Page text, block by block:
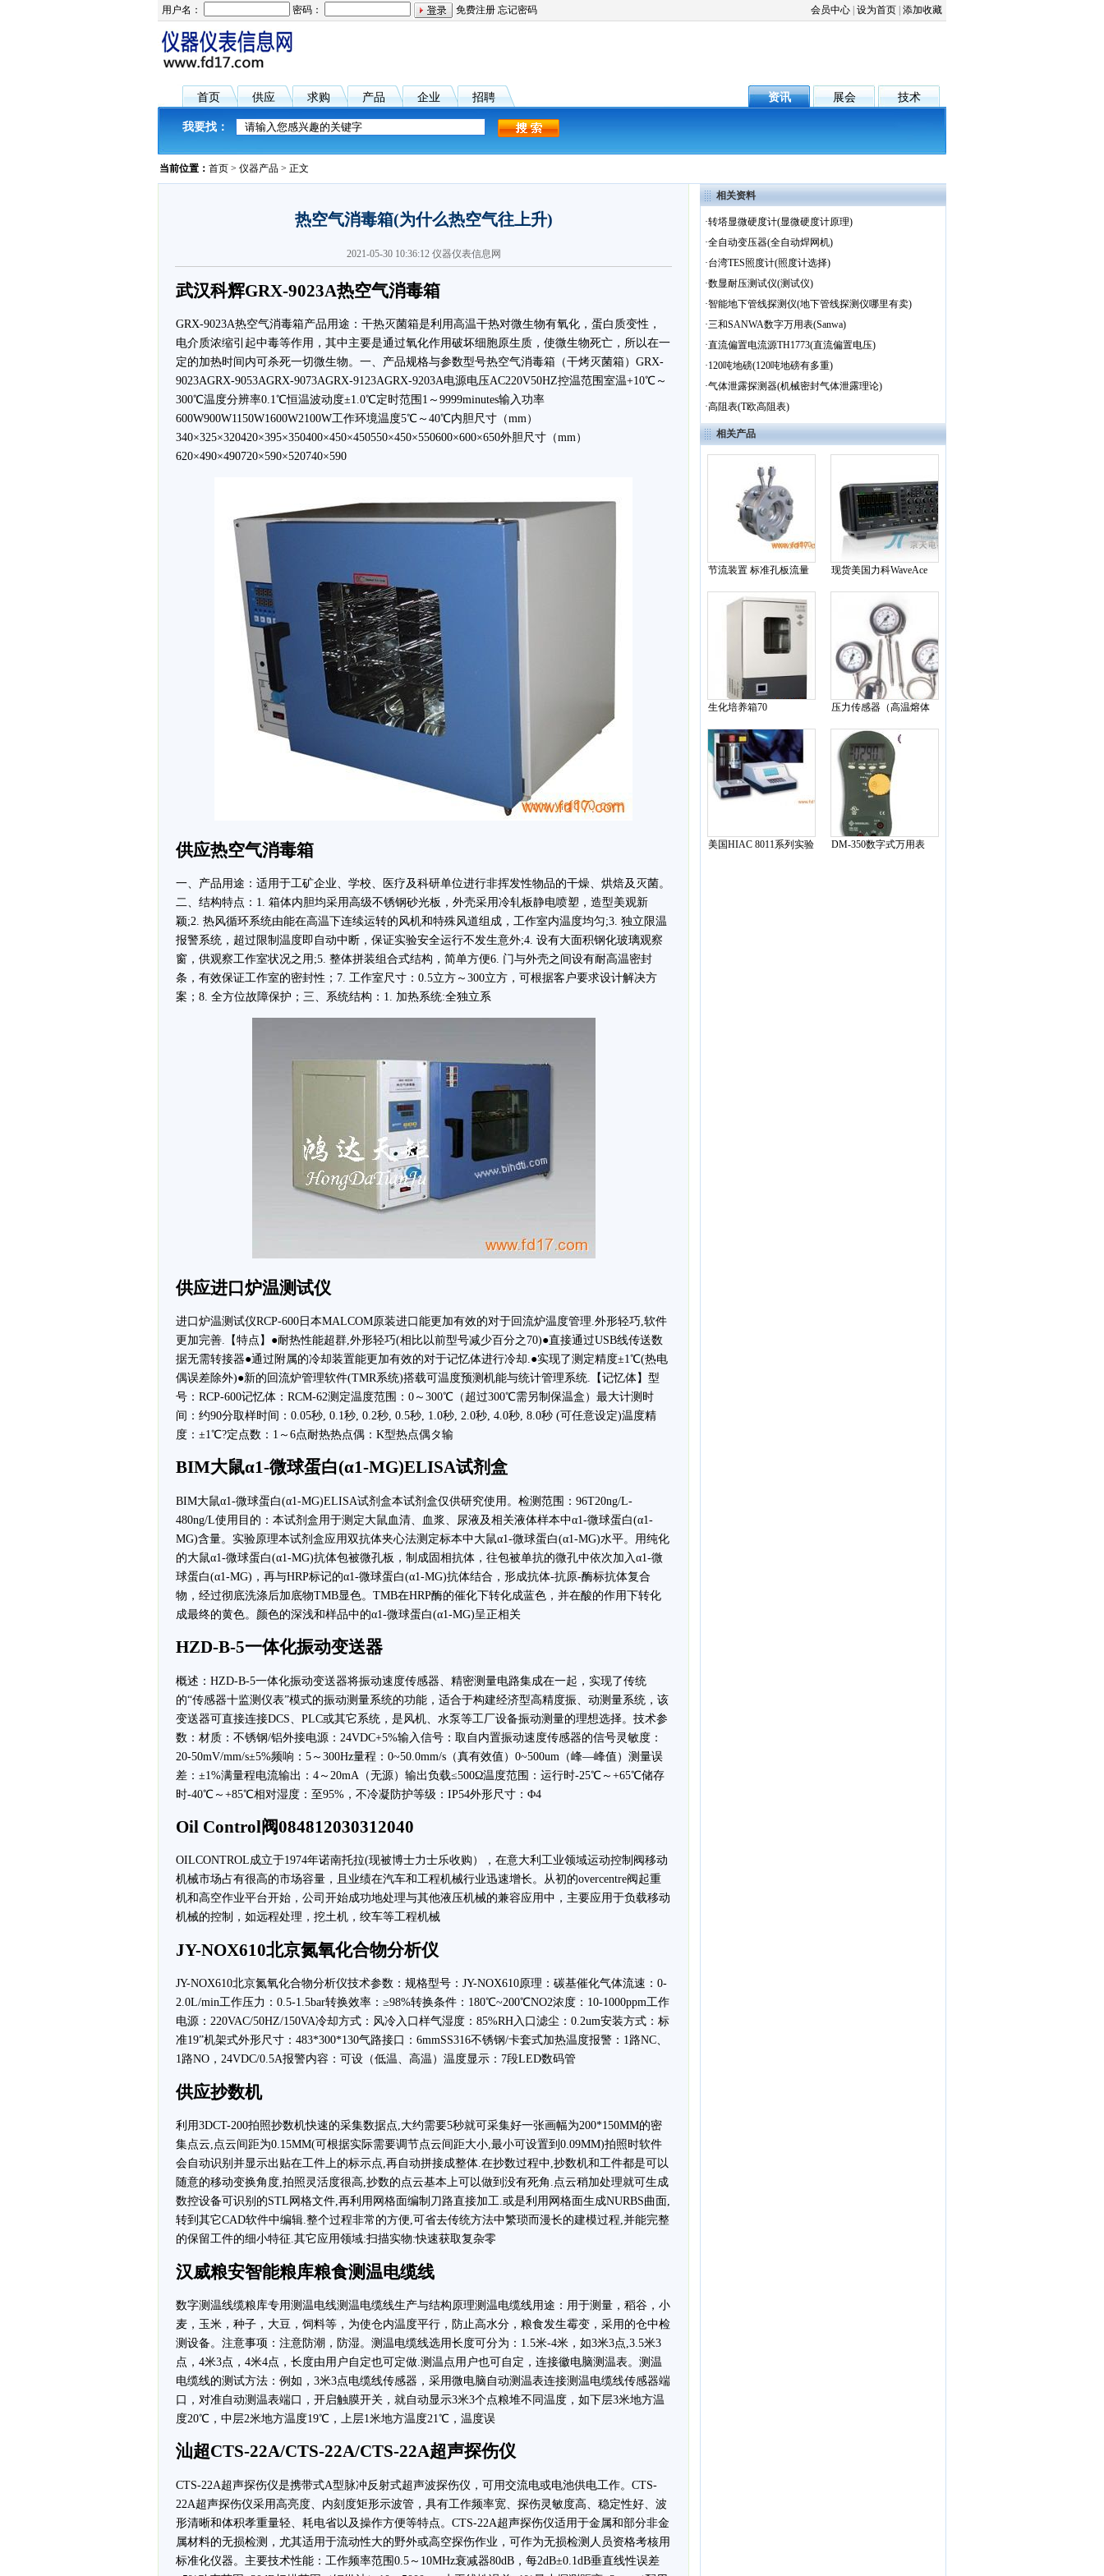
用户名： 密码： 免费注册 忘记密码 会员中心 设为首页 添加收藏
首页 供应 求购 产品 企业 招聘 资讯 展会 技术
我要找：
当前位置： 首页 > 仪器产品 > 正文
热空气消毒箱(为什么热空气往上升)
2021-05-30 10:36:12 仪器仪表信息网
武汉科辉GRX-9023A热空气消毒箱
GRX-9023A热空气消毒箱产品用途：干热灭菌箱是利用高温干热对微生物有氧化，蛋白质变性，
电介质浓缩引起中毒等作用，其中主要是通过氧化作用破坏细胞原生质，使微生物死亡，所以在一
定的加热时间内可杀死一切微生物。一、产品规格与参数型号热空气消毒箱（干烤灭菌箱）GRX-
9023AGRX-9053AGRX-9073AGRX-9123AGRX-9203A电源电压AC220V50HZ控温范围室温+10℃～
300℃温度分辨率0.1℃恒温波动度±1.0℃定时范围1～9999minutes输入功率
600W900W1150W1600W2100W工作环境温度5℃～40℃内胆尺寸（mm）
340×325×320420×395×350400×450×450550×450×550600×600×650外胆尺寸（mm）
620×490×490720×590×520740×590
供应热空气消毒箱
一、产品用途：适用于工矿企业、学校、医疗及科研单位进行非挥发性物品的干燥、烘焙及灭菌。
二、结构特点：1. 箱体内胆均采用高级不锈钢砂光板，外壳采用冷轧板静电喷塑，造型美观新
颖;2. 热风循环系统由能在高温下连续运转的风机和特殊风道组成，工作室内温度均匀;3. 独立限温
报警系统，超过限制温度即自动中断，保证实验安全运行不发生意外;4. 设有大面积钢化玻璃观察
窗，供观察工作室状况之用;5. 整体拼装组合式结构，简单方便6. 门与外壳之间设有耐高温密封
条，有效保证工作室的密封性；7. 工作室尺寸：0.5立方～300立方，可根据客户要求设计解决方
案；8. 全方位故障保护；三、系统结构：1. 加热系统:全独立系
供应进口炉温测试仪
进口炉温测试仪RCP-600日本MALCOM原装进口能更加有效的对于回流炉温度管理.外形轻巧,软件
更加完善.【特点】●耐热性能超群,外形轻巧(相比以前型号减少百分之70)●直接通过USB线传送数
据无需转接器●通过附属的冷却装置能更加有效的对于记忆体进行冷却.●实现了测定精度±1℃(热电
偶误差除外)●新的回流炉管理软件(TMR系统)搭载可温度预测机能与统计管理系统.【记忆体】型
号：RCP-600记忆体：RCM-62测定温度范围：0～300℃（超过300℃需另制保温盒）最大计测时
间：约90分取样时间：0.05秒, 0.1秒, 0.2秒, 0.5秒, 1.0秒, 2.0秒, 4.0秒, 8.0秒 (可任意设定)温度精
度：±1℃?定点数：1～6点耐热热点偶：K型热点偶タ输
BIM大鼠α1-微球蛋白(α1-MG)ELISA试剂盒
BIM大鼠α1-微球蛋白(α1-MG)ELISA试剂盒本试剂盒仅供研究使用。检测范围：96T20ng/L-
480ng/L使用目的：本试剂盒用于测定大鼠血清、血浆、尿液及相关液体样本中α1-微球蛋白(α1-
MG)含量。实验原理本试剂盒应用双抗体夹心法测定标本中大鼠α1-微球蛋白(α1-MG)水平。用纯化
的大鼠α1-微球蛋白(α1-MG)抗体包被微孔板，制成固相抗体，往包被单抗的微孔中依次加入α1-微
球蛋白(α1-MG)，再与HRP标记的α1-微球蛋白(α1-MG)抗体结合，形成抗体-抗原-酶标抗体复合
物，经过彻底洗涤后加底物TMB显色。TMB在HRP酶的催化下转化成蓝色，并在酸的作用下转化
成最终的黄色。颜色的深浅和样品中的α1-微球蛋白(α1-MG)呈正相关
HZD-B-5一体化振动变送器
概述：HZD-B-5一体化振动变送器将振动速度传感器、精密测量电路集成在一起，实现了传统
的“传感器十监测仪表”模式的振动测量系统的功能，适合于构建经济型高精度振、动测量系统，该
变送器可直接连接DCS、PLC或其它系统，是风机、水泵等工厂设备振动测量的理想选择。技术参
数：材质：不锈钢/铝外接电源：24VDC+5%输入信号：取自内置振动速度传感器的信号灵敏度：
20-50mV/mm/s±5%频响：5～300Hz量程：0~50.0mm/s（真有效值）0~500um（峰—峰值）测量误
差：±1%满量程电流输出：4～20mA（无源）输出负载≤500Ω温度范围：运行时-25℃～+65℃储存
时-40℃～+85℃相对湿度：至95%，不冷凝防护等级：IP54外形尺寸：Φ4
Oil Control阀084812030312040
OILCONTROL成立于1974年诺南托拉(现被博士力士乐收购），在意大利工业领域运动控制阀移动
机械市场占有很高的市场容量，且业绩在汽车和工程机械行业迅速增长。从初的overcentre阀起重
机和高空作业平台开始，公司开始成功地处理与其他液压机械的兼容应用中，主要应用于负载移动
机械的控制，如远程处理，挖土机，绞车等工程机械
JY-NOX610北京氮氧化合物分析仪
JY-NOX610北京氮氧化合物分析仪技术参数：规格型号：JY-NOX610原理：碳基催化气体流速：0-
2.0L/min工作压力：0.5-1.5bar转换效率：≥98%转换条件：180℃~200℃NO2浓度：10-1000ppm工作
电源：220VAC/50HZ/150VA冷却方式：风冷入口样气湿度：85%RH入口滤尘：0.2um安装方式：标
准19”机架式外形尺寸：483*300*130气路接口：6mmSS316不锈钢/卡套式加热温度报警：1路NC、
1路NO，24VDC/0.5A报警内容：可设（低温、高温）温度显示：7段LED数码管
供应抄数机
利用3DCT-200拍照抄数机快速的采集数据点,大约需要5秒就可采集好一张画幅为200*150MM的密
集点云,点云间距为0.15MM(可根据实际需要调节点云间距大小,最小可设置到0.09MM)拍照时软件
会自动识别并显示出贴在工件上的标示点,再自动拼接成整体.在抄数过程中,抄数机和工件都是可以
随意的移动变换角度,拍照灵活度很高,抄数的点云基本上可以做到没有死角.点云稍加处理就可生成
数控设备可识别的STL网格文件,再利用网格面编制刀路直接加工.或是利用网格面生成NURBS曲面,
转到其它CAD软件中编辑.整个过程非常的方便,可省去传统方法中繁琐而漫长的建模过程,并能完整
的保留工件的细小特征.其它应用领域:扫描实物:快速获取复杂零
汉威粮安智能粮库粮食测温电缆线
数字测温线缆粮库专用测温电线测温电缆线生产与结构原理测温电缆线用途：用于测量，稻谷，小
麦，玉米，种子，大豆，饲料等，为使仓内温度平行，防止高水分，粮食发生霉变，采用的仓中检
测设备。注意事项：注意防潮，防湿。测温电缆线选用长度可分为：1.5米-4米，如3米3点,3.5米3
点，4米3点，4米4点，长度由用户自定也可定做.测温点用户也可自定，连接徽电脑测温表。测温
电缆线的测试方法：例如，3米3点电缆线传感器，采用微电脑自动测温表连接测温电缆线传感器端
口，对准自动测温表端口，开启触膜开关，就自动显示3米3个点粮堆不同温度，如下层3米地方温
度20℃，中层2米地方温度19℃，上层1米地方温度21℃，温度误
汕超CTS-22A/CTS-22A/CTS-22A超声探伤仪
CTS-22A超声探伤仪是携带式A型脉冲反射式超声波探伤仪，可用交流电或电池供电工作。CTS-
22A超声探伤仪采用高亮度、内刻度矩形示波管，具有工作频率宽、探伤灵敏度高、稳定性好、波
形清晰和体积孝重量轻、耗电省以及操作方便等特点。CTS-22A超声探伤仪适用于金属和部分非金
属材料的无损检测，尤其适用于流动性大的野外或高空探伤作业，可作为无损检测人员资格考核用
标准化仪器。主要技术性能：工作频率范围0.5～10MHz衰减器80dB，每2dB±0.1dB垂直线性误差
相关资料
·转塔显微硬度计(显微硬度计原理)
·全自动变压器(全自动焊网机)
·台湾TES照度计(照度计选择)
·数显耐压测试仪(测试仪)
·智能地下管线探测仪(地下管线探测仪哪里有卖)
·三和SANWA数字万用表(Sanwa)
·直流偏置电流源TH1773(直流偏置电压)
·120吨地磅(120吨地磅有多重)
·气体泄露探测器(机械密封气体泄露理论)
·高阻表(T欧高阻表)
相关产品
节流装置 标准孔板流量
现货美国力科WaveAce
生化培养箱70
压力传感器（高温熔体
美国HIAC 8011系列实验
DM-350数字式万用表